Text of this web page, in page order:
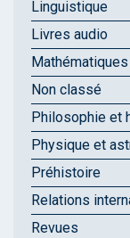
Linguistique
Livres audio
Mathématiques
Non classé
Philosophie et
Physique et
Préhistoire
Relations
Revues